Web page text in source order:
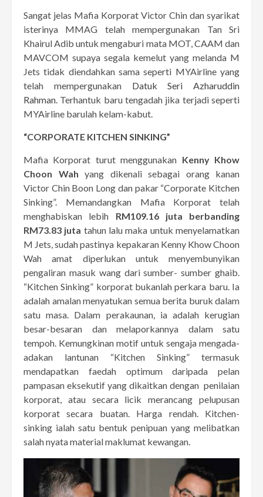
Sangat jelas Mafia Korporat Victor Chin dan syarikat
isterinya MMAG telah mempergunakan Tan Sri
Khairul Adib untuk mengaburi mata MOT, CAAM dan
MAVCOM supaya segala kemelut yang melanda M
Jets tidak diendahkan sama seperti MYAirline yang
telah mempergunakan Datuk Seri Azharuddin
Rahman . Terhantuk baru tengadah jika terjadi seperti
MYAirline barulah kelam-kabut.
“CORPORATE KITCHEN SINKING”
Mafia Korporat turut menggunakan Kenny Khow
Choon Wah yang dikenali sebagai orang kanan
Victor Chin Boon Long dan pakar “Corporate Kitchen
Sinking”. Memandangkan Mafia Korporat telah
menghabiskan lebih RM109.16 juta berbanding
RM73.83 juta tahun lalu maka untuk menyelamatkan
M Jets, sudah pastinya kepakaran Kenny Khow Choon
Wah amat diperlukan untuk menyembunyikan
pengaliran masuk wang dari sumber- sumber ghaib.
“Kitchen Sinking” korporat bukanlah perkara baru. Ia
adalah amalan menyatukan semua berita buruk dalam
satu masa. Dalam perakaunan, ia adalah kerugian
besar-besaran dan melaporkannya dalam satu
tempoh. Kemungkinan motif untuk sengaja mengada-
adakan lantunan “Kitchen Sinking” termasuk
mendapatkan faedah optimum daripada pelan
pampasan eksekutif yang dikaitkan dengan penilaian
korporat, atau secara licik merancang pelupusan
korporat secara buatan. Harga rendah. Kitchen-
sinking ialah satu bentuk penipuan yang melibatkan
salah nyata material maklumat kewangan.